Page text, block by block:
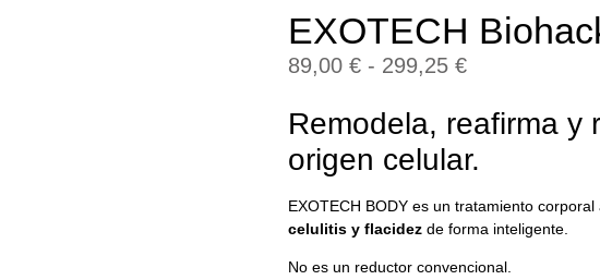
EXOTECH
89,00 € - 299,25 €
Remodela, reafirma y
origen celular.
EXOTECH BODY es un tratamiento
celulitis y flacidez de forma inteligente.
No es un reductor convencional.